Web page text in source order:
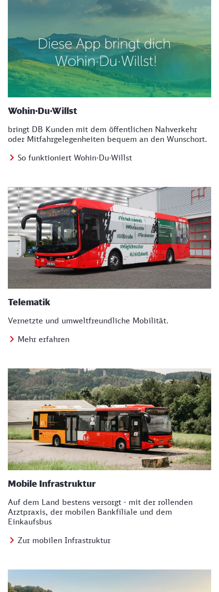
Wohin·Du·Willst
bringt DB Kunden mit dem öffentlichen Nahverkehr
oder Mitfahrgelegenheiten bequem an den Wunschort.
So funktioniert Wohin·Du·Willst
Telematik
Vernetzte und umweltfreundliche Mobilität.
Mehr erfahren
Mobile Infrastruktur
Auf dem Land bestens versorgt - mit der rollenden
Arztpraxis, der mobilen Bankfiliale und dem
Einkaufsbus
Zur mobilen Infrastruktur